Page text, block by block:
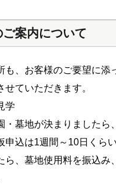
案内について
も、お客様のご要望に添
せていただきます。
学
・墓地が決まりましたら
申込は1週間～10日くらい
ら、墓地使用料を振込み